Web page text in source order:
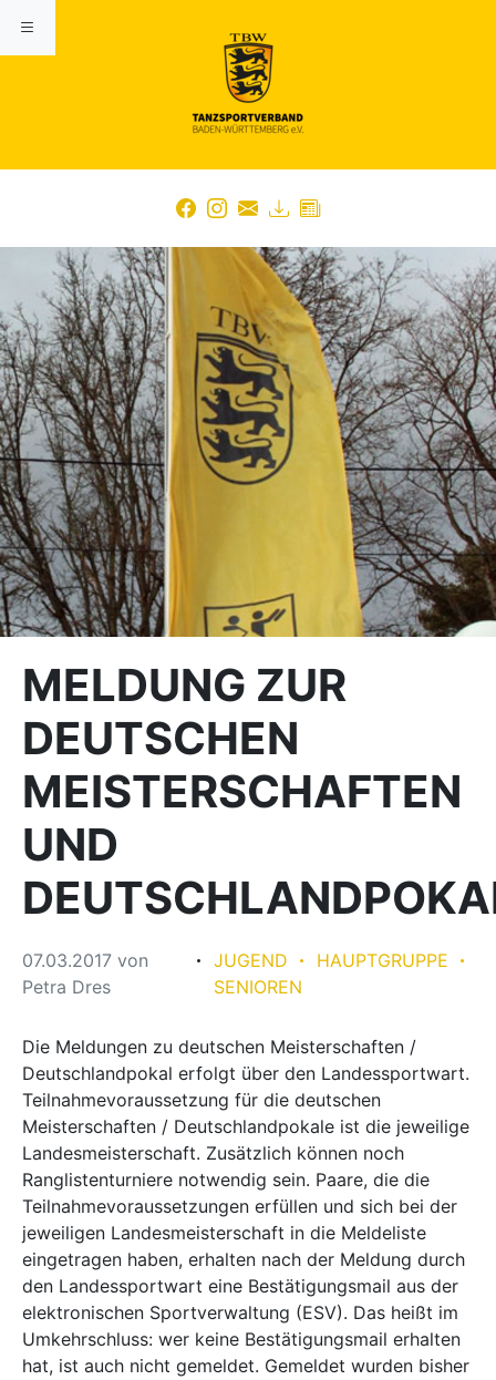
MELDUNG ZUR
DEUTSCHEN
MEISTERSCHAFTEN
UND
07.03.2017 von
Petra Dres
JUGEND
HAUPTGRUPPE
SENIOREN
Die Meldungen zu deutschen Meisterschaften /
Deutschlandpokal erfolgt über den Landessportwart.
Teilnahmevoraussetzung für die deutschen
Meisterschaften / Deutschlandpokale ist die jeweilige
Landesmeisterschaft. Zusätzlich können noch
Ranglistenturniere notwendig sein. Paare, die die
Teilnahmevoraussetzungen erfüllen und sich bei der
jeweiligen Landesmeisterschaft in die Meldeliste
eingetragen haben, erhalten nach der Meldung durch
den Landessportwart eine Bestätigungsmail aus der
elektronischen Sportverwaltung (ESV). Das heißt im
Umkehrschluss: wer keine Bestätigungsmail erhalten
hat, ist auch nicht gemeldet. Gemeldet wurden bisher